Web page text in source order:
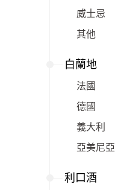
威士忌
其他
白蘭地
法國
德國
義大利
亞美尼亞
利口酒